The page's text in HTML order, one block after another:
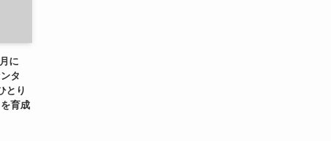
に
タ
とり
育成